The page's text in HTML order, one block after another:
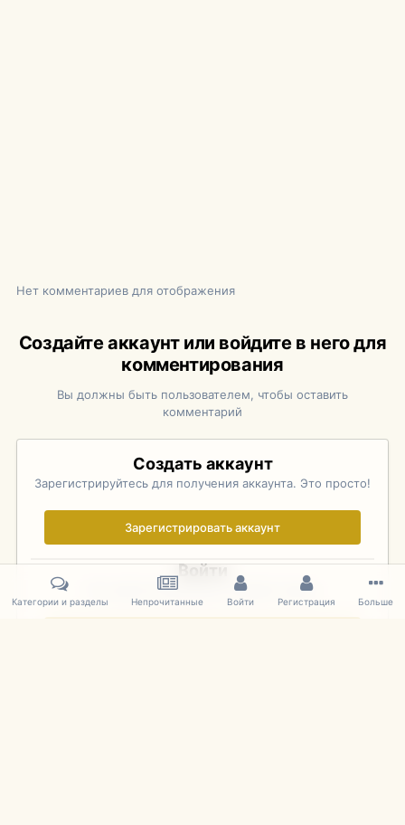
Нет комментариев для отображения
Создайте аккаунт или войдите в него для
комментирования
Вы должны быть пользователем, чтобы оставить
комментарий
Создать аккаунт
Зарегистрируйтесь для получения аккаунта. Это просто!
Зарегистрировать аккаунт
Войти
Уже зарегистрированы? Войдите здесь.
Категории и разделы Непрочитанные Войти Регистрация Больше